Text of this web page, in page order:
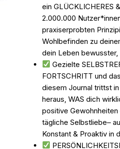
ein GLÜCKLICHERES
2.000.000
praxiserprobten
Wohlbefinden zu
dein Leben
Gezielte
FORTSCHRITT und
diesem Journal trittst
heraus, WAS dich
positive
tägliche Selbstliebe–
Konstant & Proaktiv in